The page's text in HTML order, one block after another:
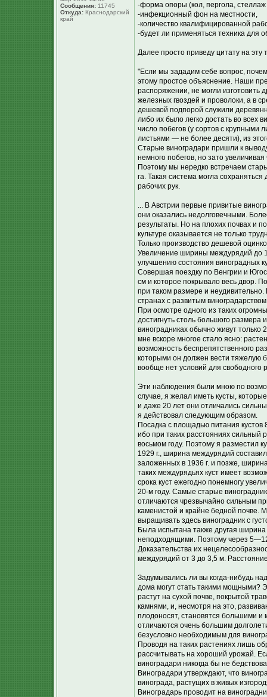
Сообщения: 11745
Откуда: Краснодарский
край
-форма опоры (кол, пергола,
-инфекционный фон на местности,
-количество квалифицированной
-будет ли применяться техника для
Далее просто приведу цитату на
"Если мы зададим себе вопрос,
этому простое объяснение. Наши
распоряжении, не могли
железных гвоздей и проволоки, а в
дешевой подпорой служили
либо их было легко достать во всех
число побегов (у сортов с крупными
листьями — не более десяти), из
Старые виноградари пришли к
немного побегов, но зато
Поэтому мы нередко встречаем
га. Такая система могла
рабочих рук.
... В Австрии первые привитые
они оказались недолговечными.
результаты. Но на плохих почвах и
культуре оказывается не только
Только производство дешевой
Увеличение ширины междурядий до
улучшению состояния виноградных
Совершая поездку по Венгрии и
см и которое покрывало весь двор.
при таком размере и
странах с развитым
При осмотре одного из таких
достигнуть столь большого размера
виноградниках обычно живут
мне вскоре многое стало ясно:
возможность беспрепятственного
которыми он должен вести тяжелую
вообще нет условий для свободного
Эти наблюдения были мною по
случае, я желал иметь кусты,
и даже 20 лет они отличались
я действовал следующим образом.
Посадка с площадью питания
ибо при таких расстояниях сильный
восьмом году. Поэтому я разместил
1929 г., ширина междурядий
заложенных в 1936 г. и позже,
таких междурядьях куст имеет
срока куст ежегодно понемногу
20-м году. Самые старые
отличаются чрезвычайно сильным
каменистой и крайне бедной почве.
выращивать здесь виноградник с
Была испытана также другая
неподходящими. Поэтому через
Доказательства их
междурядий от 3 до 3,5 м.
Задумывались ли вы когда-нибудь
дома могут стать такими мощными?
растут на сухой почве, покрытой
камнями, и, несмотря на это,
плодоносят, становятся большими
отличаются очень большим
безусловно необходимым для
Проводя на таких растениях лишь
рассчитывать на хороший урожай.
виноградари никогда бы не
Виноградари утверждают, что
винограда, растущих в живых
Виноградарь проводит на